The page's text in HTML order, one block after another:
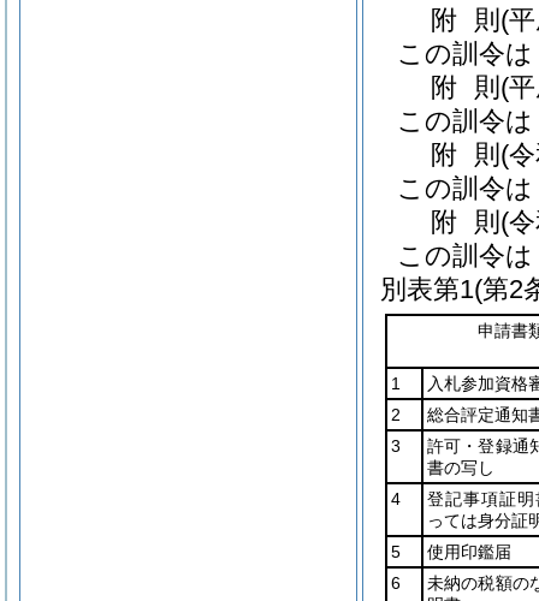
附 則 (
この訓令
附 則 (
この訓令
附 則 (
この訓令
附 則 (
この訓令
別表第1(第2
申請書
1
入札参加資格
2
総合評定通知
3
許可・登録通
書の写し
4
登記事項証明
っては身分証
5
使用印鑑届
6
未納の税額の